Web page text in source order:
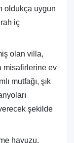
oldukça uygun
iç
olan villa,
misafirlerine ev
mutfağı, şık
şekilde
havuzu,